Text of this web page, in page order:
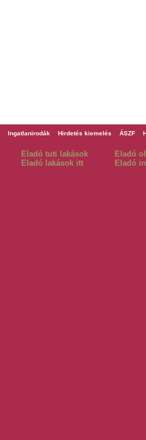
Ingatlanirodák Hirdetés kiemelés ÁSZF
Eladó tuti lakások
Eladó
Eladó lakások itt Eladó